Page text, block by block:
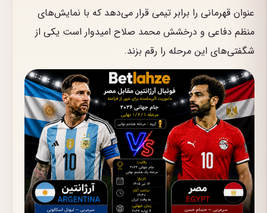
عنوان قهرمانی را برابر تیمی قرار می‌دهد که با نمایش‌های
منظم دفاعی و درخشش محمد صلاح امیدوار است یکی از
شگفتی‌های این مرحله را رقم بزند.